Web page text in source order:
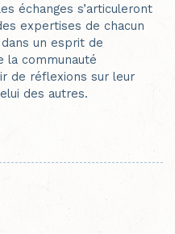
échanges s’articuleront
expertises de chacun
un esprit de
la communauté
de réflexions sur leur
des autres.